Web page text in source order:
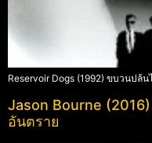
Reservoir Dogs (1992) ขบวนปล้
Jason Bourne
อันตราย